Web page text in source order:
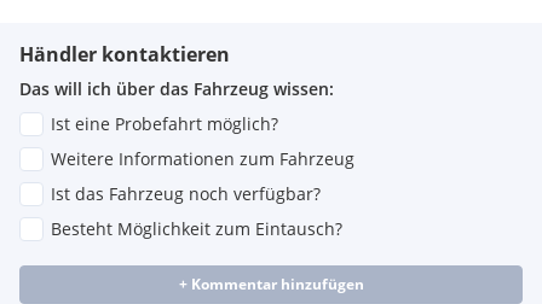
Händler kontaktieren
Das will ich über das Fahrzeug wissen:
Ist eine Probefahrt möglich?
Weitere Informationen zum Fahrzeug
Ist das Fahrzeug noch verfügbar?
Besteht Möglichkeit zum Eintausch?
+ Kommentar hinzufügen